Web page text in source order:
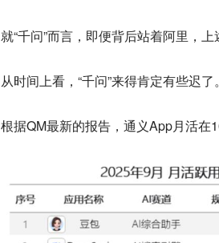
就“千问”而言，即便背后站着阿里，
从时间上看，“千问”来得肯定有些迟了。
根据QM最新的报告，通义App月活在